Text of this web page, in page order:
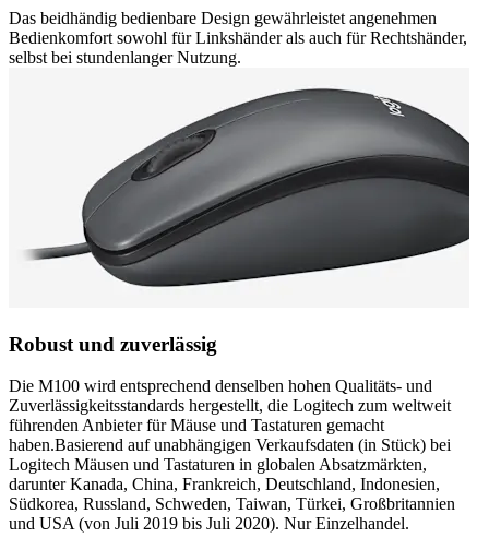
Das beidhändig bedienbare Design gewährleistet angenehmen
Bedienkomfort sowohl für Linkshänder als auch für Rechtshänder,
selbst bei stundenlanger Nutzung.
Robust und zuverlässig
Die M100 wird entsprechend denselben hohen Qualitäts- und
Zuverlässigkeitsstandards hergestellt, die Logitech zum weltweit
führenden Anbieter für Mäuse und Tastaturen gemacht
haben.Basierend auf unabhängigen Verkaufsdaten (in Stück) bei
Logitech Mäusen und Tastaturen in globalen Absatzmärkten,
darunter Kanada, China, Frankreich, Deutschland, Indonesien,
Südkorea, Russland, Schweden, Taiwan, Türkei, Großbritannien
und USA (von Juli 2019 bis Juli 2020). Nur Einzelhandel.